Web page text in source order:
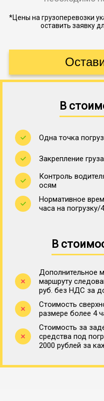
*Цены на грузоперевозки
оставить заявку
В
Одна точка
Закрепление
Контроль
осям
Нормативное
часа на погрузку/
В
Дополнительное
маршруту
руб. без НДС за
Стоимость
размере более 4
Стоимость за
средства под
2000 рублей за